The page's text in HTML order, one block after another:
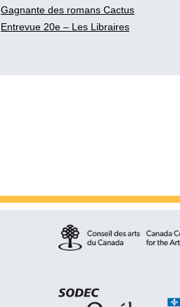
Gagnante des romans Cactus
Entrevue 20e – Les Libraires